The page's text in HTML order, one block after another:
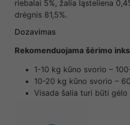
riebalai 5%, žalia ląsteliena
drėgnis 81,5%.
Dozavimas
Rekomenduojama šėrimo
1-10 kg kūno svorio –
10-20 kg kūno svorio –
Visada šalia turi būti gėlo